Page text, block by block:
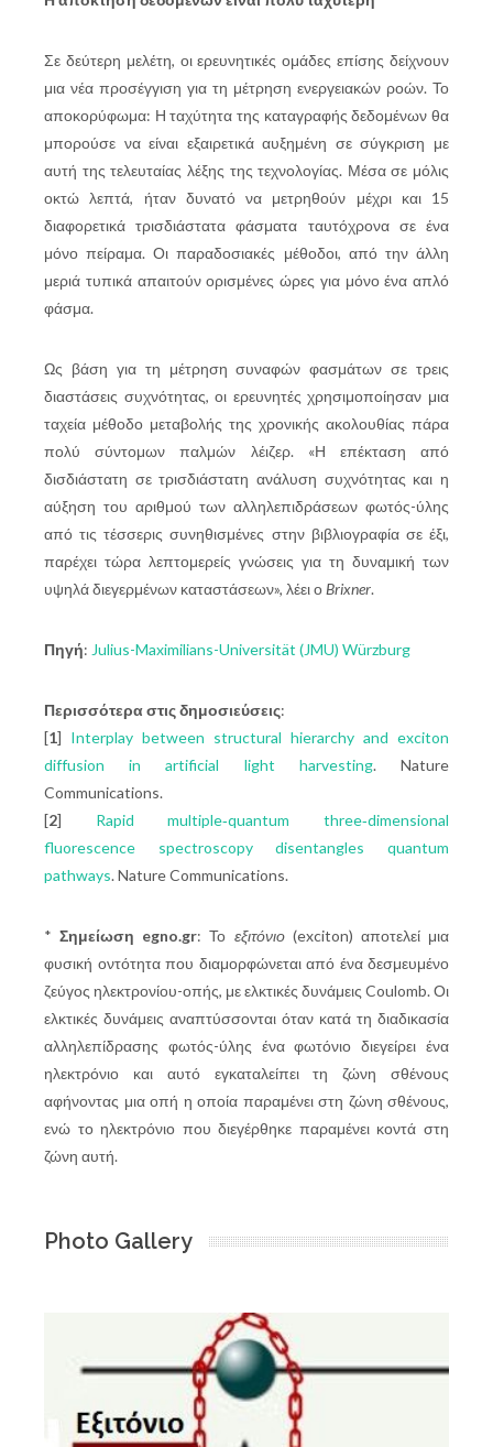
Σε δεύτερη μελέτη, οι ερευνητικές ομάδες επίσης δείχνουν
μια νέα προσέγγιση για τη μέτρηση ενεργειακών ροών. Το
αποκορύφωμα: Η ταχύτητα της καταγραφής δεδομένων θα
μπορούσε να είναι εξαιρετικά αυξημένη σε σύγκριση με
αυτή της τελευταίας λέξης της τεχνολογίας. Μέσα σε μόλις
οκτώ λεπτά, ήταν δυνατό να μετρηθούν μέχρι και 15
διαφορετικά τρισδιάστατα φάσματα ταυτόχρονα σε ένα
μόνο πείραμα. Οι παραδοσιακές μέθοδοι, από την άλλη
μεριά τυπικά απαιτούν ορισμένες ώρες για μόνο ένα απλό
φάσμα.
Ως βάση για τη μέτρηση συναφών φασμάτων σε τρεις
διαστάσεις συχνότητας, οι ερευνητές χρησιμοποίησαν μια
ταχεία μέθοδο μεταβολής της χρονικής ακολουθίας πάρα
πολύ σύντομων παλμών λέιζερ. «Η επέκταση από
δισδιάστατη σε τρισδιάστατη ανάλυση συχνότητας και η
αύξηση του αριθμού των αλληλεπιδράσεων φωτός-ύλης
από τις τέσσερις συνηθισμένες στην βιβλιογραφία σε έξι,
παρέχει τώρα λεπτομερείς γνώσεις για τη δυναμική των
υψηλά διεγερμένων καταστάσεων», λέει οBrixner.
Πηγή: Julius-Maximilians-Universität (JMU) Würzburg
Περισσότερα στις δημοσιεύσεις:
[1] Interplay between structural hierarchy and exciton
diffusion in artificial light harvesting. Nature
Communications.
[2] Rapid multiple‐quantum three‐dimensional
fluorescence spectroscopy disentangles quantum
pathways. Nature Communications.
*Σημείωση egno.gr: Το εξιτόνιο(exciton) αποτελεί μια
φυσική οντότητα που διαμορφώνεται από ένα δεσμευμένο
ζεύγος ηλεκτρονίου-οπής, με ελκτικές δυνάμεις Coulomb. Οι
ελκτικές δυνάμεις αναπτύσσονται όταν κατά τη διαδικασία
αλληλεπίδρασης φωτός-ύλης ένα φωτόνιο διεγείρει ένα
ηλεκτρόνιο και αυτό εγκαταλείπει τη ζώνη σθένους
αφήνοντας μια οπή η οποία παραμένει στη ζώνη σθένους,
ενώ το ηλεκτρόνιο που διεγέρθηκε παραμένει κοντά στη
ζώνη αυτή.
Photo Gallery